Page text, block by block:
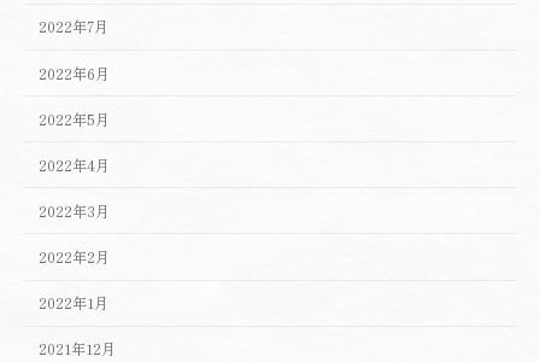
2022年7月
2022年6月
2022年5月
2022年4月
2022年3月
2022年2月
2022年1月
2021年12月